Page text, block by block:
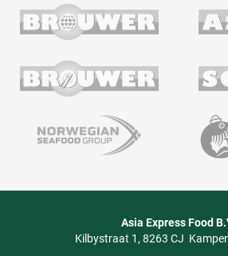
Asia Express Food
Kilbystraat 1 8263 CJ